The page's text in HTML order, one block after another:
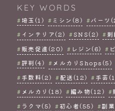
KEY WORDS
埼玉(1) ミシン(8) パーツ
インテリア(2)
SNS(2)
販売促進(20)
レジン(6)
評判(4)
メルカリShops(5)
手数料(2)
配送(12) 手芸
メルカリ(18)
編み物(12)
ラクマ(5)
初心者(55) 副